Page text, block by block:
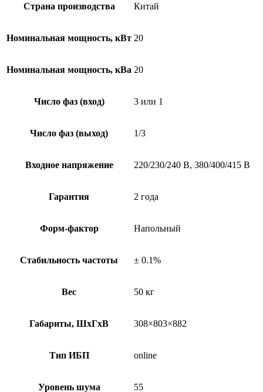
Страна производства Китай
Номинальная мощность, кВт 20
Номинальная мощность, кВа 20
Число фаз (вход) 3 или 1
Число фаз (выход) 1/3
Входное напряжение 220/230/240 В, 380/400/415 В
Гарантия 2 года
Форм-фактор Напольный
Стабильность частоты ± 0.1%
Вес 50 кг
Габариты, ШхГхВ 308×803×882
Тип ИБП online
Уровень шума 55